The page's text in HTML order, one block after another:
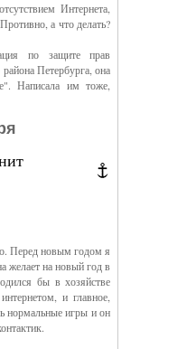
Интернета,
а что делать?
по защите прав
Петербурга, она
Написала им тоже,
Перед новым годом я
желает на новый год в
бы в хозяйстве
и главное,
нормальные игры и он